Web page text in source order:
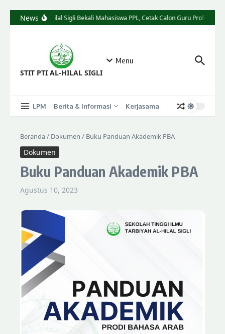
News
STIT Al-Hilal Sigli Bekali Mahasiswa PPL, Cetak Calon Guru
STIT PTI AL-HILAL SIGLI
Menu
LPM Berita & Informasi Kerjasama
Beranda/ Dokumen / Buku Panduan Akademik PBA
Dokumen
Buku Panduan Akademik PBA
Agustus 10, 2023